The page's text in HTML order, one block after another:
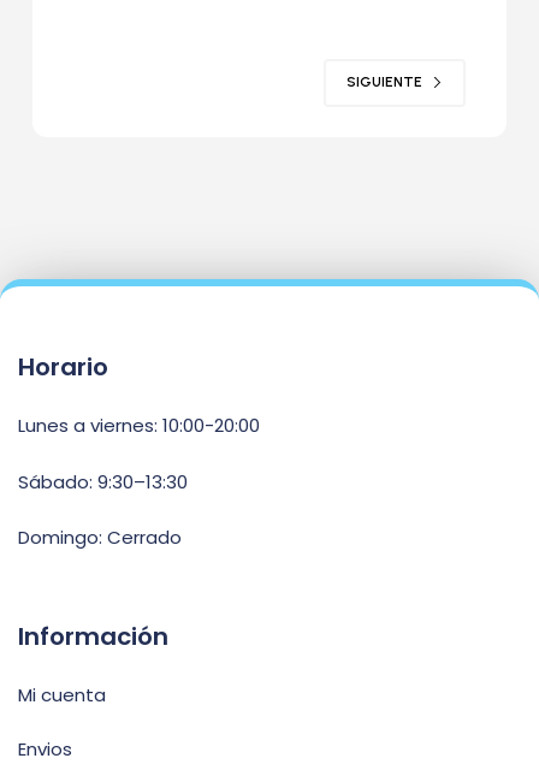
SIGUIENTE
Horario
Lunes a viernes: 10:00-20:00
Sábado: 9:30–13:30
Domingo: Cerrado
Información
Mi cuenta
Envios